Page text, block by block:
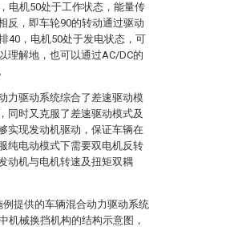
电机50处于工作状态，能量传
反，即车轮90的转动通过驱动
40，电机50处于发电状态，可
理解地，也可以通过AC/DC的
力驱动系统综合了差速驱动模
同时又克服了差速驱动模式及
实现发动机驱动，保证车辆在
纯电动模式下需要双电机反转
动机与电机转速及扭矩双耦
提供的车辆混合动力驱动系统
机械换挡机构的结构示意图，